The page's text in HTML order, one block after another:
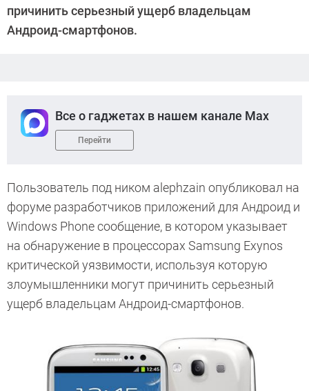
причинить серьезный ущерб владельцам
Андроид-смартфонов.
Все о гаджетах в нашем канале Max
Перейти
Пользователь под ником alephzain опубликовал на
форуме разработчиков приложений для Андроид и
Windows Phone сообщение, в котором указывает
на обнаружение в процессорах Samsung Exynos
критической уязвимости, используя которую
злоумышленники могут причинить серьезный
ущерб владельцам Андроид-смартфонов.